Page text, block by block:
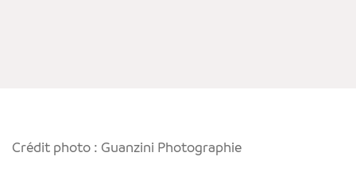
Crédit photo : Guanzini Photographie